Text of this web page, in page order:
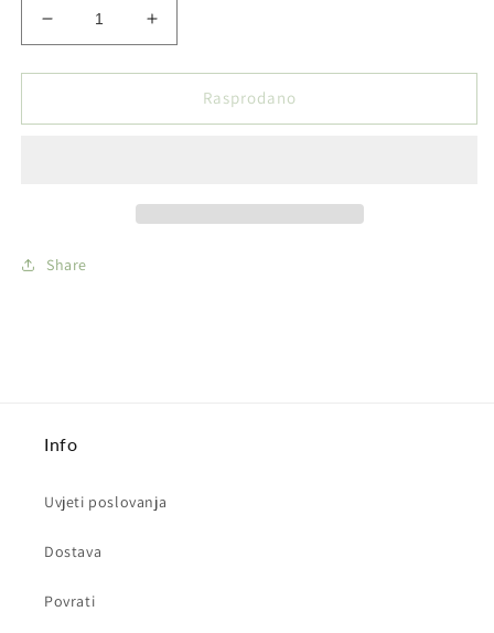
Smanji
količinu
proizvoda
-
Povećaj
količinu
proizvoda
ZIPPO
-
Rasprodano
Share
Info
Uvjeti poslovanja
Dostava
Povrati